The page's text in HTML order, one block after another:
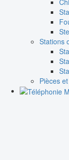
Stations
Pièces